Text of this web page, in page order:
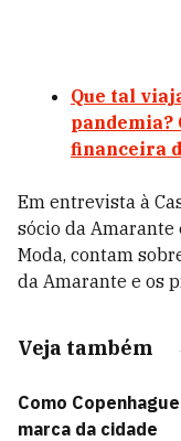
Que tal
pandemia?
financeira
Em entrevista à
sócio da Amarante
Moda, contam
da Amarante e os
Veja também
Como
marca da cidade